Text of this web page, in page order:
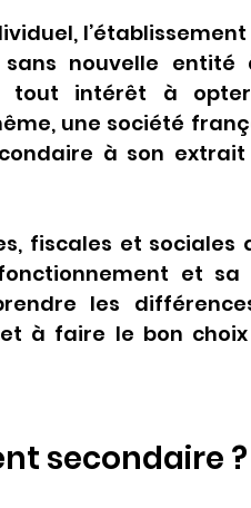
nouvelle entité
tout intérêt à
une société
à son extrait
fiscales et sociales
et sa
les
à faire le bon
secondaire ?